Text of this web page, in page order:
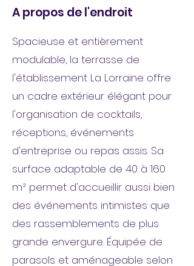
A propos de l'endroit
Spacieuse et entièrement
modulable, la terrasse de
l'établissement La Lorraine offre
un cadre extérieur élégant pour
l'organisation de cocktails,
réceptions, événements
d'entreprise ou repas assis. Sa
surface adaptable de 40 à 160
m² permet d'accueillir aussi bien
des événements intimistes que
des rassemblements de plus
grande envergure. Équipée de
parasols et aménageable selon